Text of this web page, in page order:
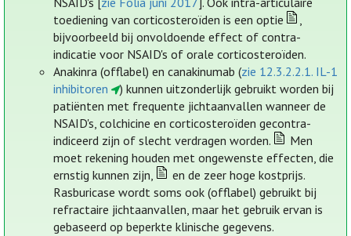
toediening van corticosteroïden is een optie
,
bijvoorbeeld bij onvoldoende effect of contra-
indicatie voor NSAID's of orale corticosteroïden.
Anakinra (offlabel) en canakinumab (zie 12.3.2.2.1. IL-1
inhibitoren
) kunnen uitzonderlijk gebruikt worden bij
patiënten met frequente jichtaanvallen wanneer de
NSAID's, colchicine en corticosteroïden gecontra-
indiceerd zijn of slecht verdragen worden.
Men
moet rekening houden met ongewenste effecten, die
ernstig kunnen zijn,
en de zeer hoge kostprijs.
Rasburicase wordt soms ook (offlabel) gebruikt bij
refractaire jichtaanvallen, maar het gebruik ervan is
gebaseerd op beperkte klinische gegevens.